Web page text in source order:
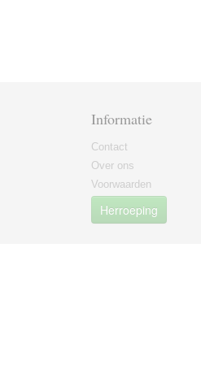
Informatie
Contact
Over ons
Voorwaarden
Herroeping